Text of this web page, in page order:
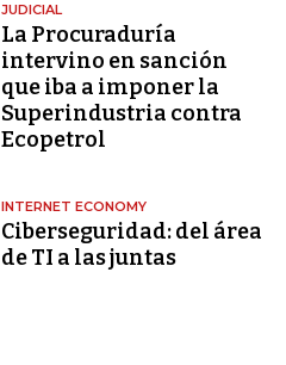
JUDICIAL
La Procuraduría
intervino en sanción
que iba a imponer la
Superindustria contra
Ecopetrol
INTERNET ECONOMY
Ciberseguridad: del área
de TI a las juntas